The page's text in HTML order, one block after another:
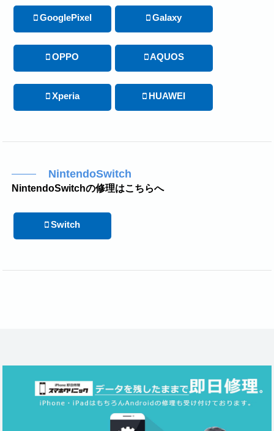
GooglePixel Galaxy
OPPO AQUOS
Xperia HUAWEI
NintendoSwitch
NintendoSwitchの修理はこちらへ
Switch